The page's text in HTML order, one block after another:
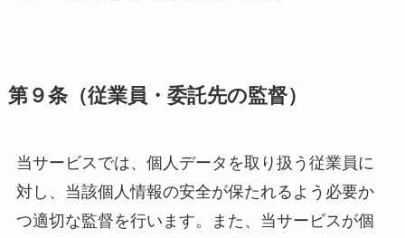
第９条（従業員・委託先の監督）
当サービスでは、個人データを取り扱う従業員に
対し、当該個人情報の安全が保たれるよう必要か
つ適切な監督を行います。また、当サービスが個